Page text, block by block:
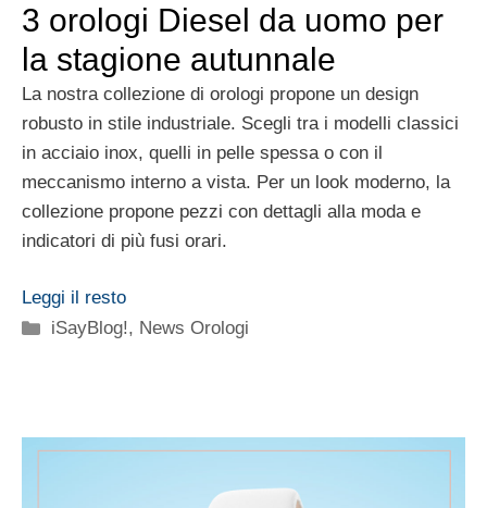
3 orologi Diesel da uomo per
la stagione autunnale
La nostra collezione di orologi propone un design
robusto in stile industriale. Scegli tra i modelli classici
in acciaio inox, quelli in pelle spessa o con il
meccanismo interno a vista. Per un look moderno, la
collezione propone pezzi con dettagli alla moda e
indicatori di più fusi orari.
Leggi il resto
Categorie
iSayBlog!, News Orologi